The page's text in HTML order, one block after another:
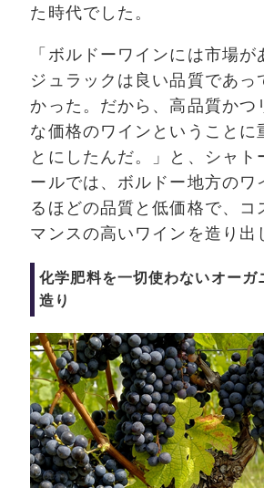
た時代でした。
「ボルドーワインには市場
ジュラックは良い品質であっ
かった。だから、高品質かつ
な価格のワインということに
とにしたんだ。」と、シャト
ールでは、ボルドー地方のワ
るほどの品質と低価格で、コ
マンスの高いワインを造り出
化学肥料を一切使わないオーガ
造り